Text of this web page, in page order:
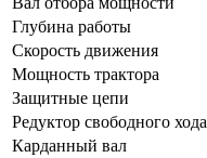
Глубина работы
Скорость движения
Мощность трактора
Защитные цепи
Редуктор свободного хода
Карданный вал